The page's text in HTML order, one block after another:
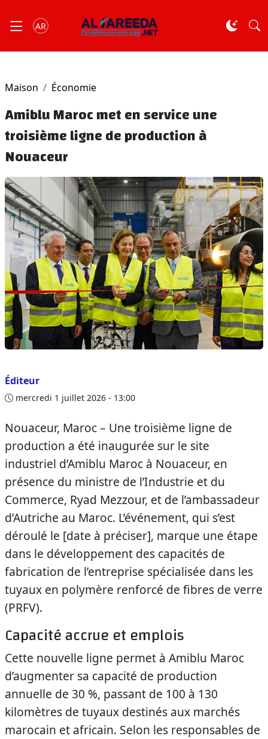
AR
Maison Économie
Amiblu Maroc met en service une
troisième ligne de production à
Nouaceur
Éditeur
mercredi 1 juillet 2026 - 13:00
Nouaceur, Maroc – Une troisième ligne de
production a été inaugurée sur le site
industriel d’Amiblu Maroc à Nouaceur, en
présence du ministre de l’Industrie et du
Commerce, Ryad Mezzour, et de l’ambassadeur
d’Autriche au Maroc. L’événement, qui s’est
déroulé le [date à préciser], marque une étape
dans le développement des capacités de
fabrication de l’entreprise spécialisée dans les
tuyaux en polymère renforcé de fibres de verre
(PRFV).
Capacité accrue et emplois
Cette nouvelle ligne permet à Amiblu Maroc
d’augmenter sa capacité de production
annuelle de 30 %, passant de 100 à 130
kilomètres de tuyaux destinés aux marchés
marocain et africain. Selon les responsables de